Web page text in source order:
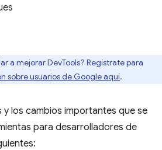
a mejorar DevTools? Regístrate para
sobre usuarios de Google aquí.
y los cambios importantes que se
para desarrolladores de